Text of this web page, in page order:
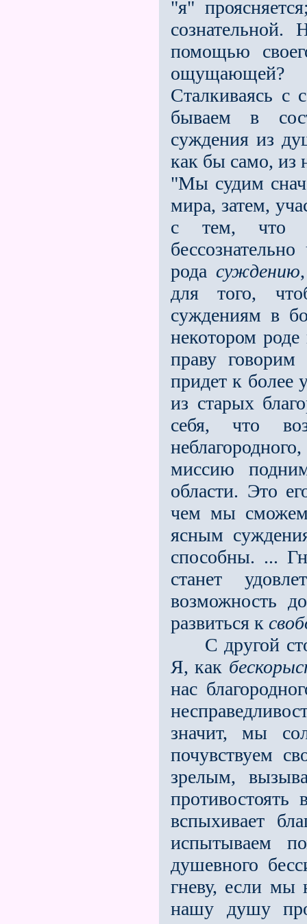
"я"
сознательной.
помощью
ощущающей?
Сталкиваясь с
бываем в
суждения из
как бы само,
"Мы судим
мира, затем,
с тем, что
родасуждению
для того,
суждениям в
некотором
праву
придет к более
из старых
себя, что
миссию
области. Это
чем мы
ясным
способны. ...
станет
возможность
развиться к
С другой
Я, как
нас
значит, мы
почувствуем
зрелым,
вспыхивает
испытываем
душевного
гневу, если мы
нашу душу